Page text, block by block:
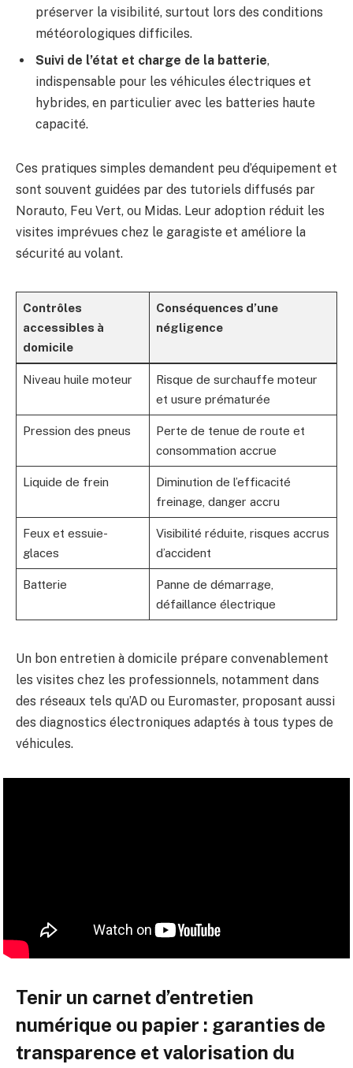
préserver la visibilité, surtout lors des conditions
météorologiques difficiles.
Suivi de l’état et charge de la batterie,
indispensable pour les véhicules électriques et
hybrides, en particulier avec les batteries haute
capacité.
Ces pratiques simples demandent peu d’équipement et
sont souvent guidées par des tutoriels diffusés par
Norauto, Feu Vert, ou Midas. Leur adoption réduit les
visites imprévues chez le garagiste et améliore la
sécurité au volant.
Contrôles
accessibles à
domicile
Conséquences d’une
négligence
Niveau huile moteur
Risque de surchauffe moteur
et usure prématurée
Pression des pneus
Perte de tenue de route et
consommation accrue
Liquide de frein
Diminution de l’efficacité
freinage, danger accru
Feux et essuie-
glaces
Visibilité réduite, risques accrus
d’accident
Batterie
Panne de démarrage,
défaillance électrique
Un bon entretien à domicile prépare convenablement
les visites chez les professionnels, notamment dans
des réseaux tels qu’AD ou Euromaster, proposant aussi
des diagnostics électroniques adaptés à tous types de
véhicules.
Tenir un carnet d’entretien
numérique ou papier : garanties de
transparence et valorisation du